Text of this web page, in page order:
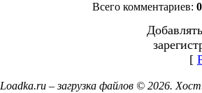
Всего комментариев: 0
[
– загрузка файлов © 2026.